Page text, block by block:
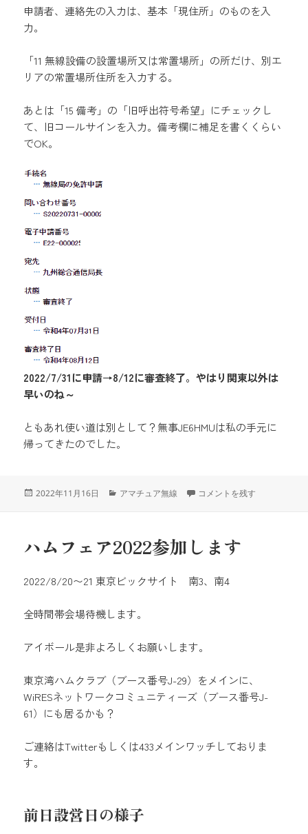
申請者、連絡先の入力は、基本「現住所」のものを入
力。
「11 無線設備の設置場所又は常置場所」の所だけ、別エ
リアの常置場所住所を入力する。
あとは「15 備考」の「旧呼出符号希望」にチェックし
て、旧コールサインを入力。備考欄に補足を書くくらい
でOK。
2022/7/31に申請→8/12に審査終了。やはり関東以外は
早いのね～
ともあれ使い道は別として？無事JE6HMUは私の手元に
帰ってきたのでした。
投
2022年11月16日
カ
ー
アマチュア無線 別エリアの旧コールサインの
コメントを残す
ハムフェア2022参加します
2022/8/20〜21 東京ビックサイト 南3、南4
全時間帯会場待機します。
アイボール是非よろしくお願いします。
東京湾ハムクラブ（ブース番号J-29）をメインに、
WiRESネットワークコミュニティーズ（ブース番号J-
61）にも居るかも？
ご連絡はTwitterもしくは433メインワッチしておりま
す。
前日設営日の様子